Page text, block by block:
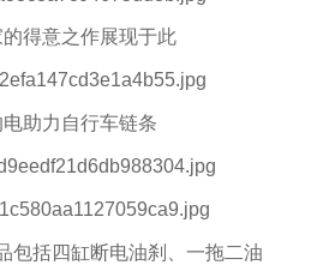
得意之作展现于此
助力自行车链条
包括四缸断电油刹、一拖二油